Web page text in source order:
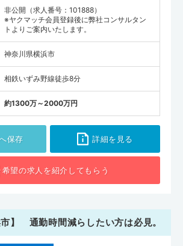
非公開（求人番号：101888）
※ヤクマッチ会員登録後に弊社コンサルタン
トよりご案内いたします。
神奈川県横浜市
相鉄いずみ野線徒歩8分
約1300万～2000万円
保存 詳細を見る
希望の求人を紹介してもらう
市】 通勤時間減らしたい方は必見。